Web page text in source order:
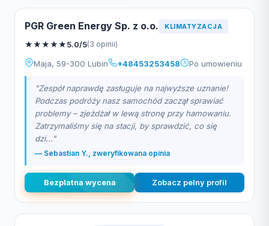
PGR Green Energy Sp. z o.o. KLIMATYZACJA
★★★★★5.0/5(3 opinii)
Maja, 59-300 Lubin +48453253458 Po umowieniu
"Zespół naprawdę zasługuje na najwyższe uznanie!
Podczas podróży nasz samochód zaczął sprawiać
problemy – zjeżdżał w lewą stronę przy hamowaniu.
Zatrzymaliśmy się na stacji, by sprawdzić, co się
dzi..."
— Sebastian Y., zweryfikowana opinia
Bezplatna wycena Zobacz pelny profil